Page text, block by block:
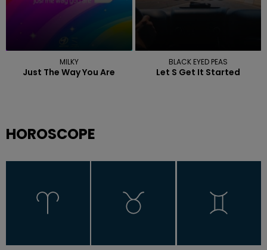
MILKY
Just The Way You Are
BLACK EYED PEAS
Let S Get It Started
HOROSCOPE